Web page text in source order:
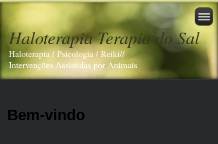
Haloterapia Terapia do Sal
Haloterapia / Psicologia / Reiki//
Intervenções Assistidas por Animais
Bem-vindo